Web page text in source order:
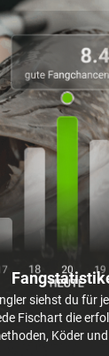
siehst du für
Fischart die
Köder